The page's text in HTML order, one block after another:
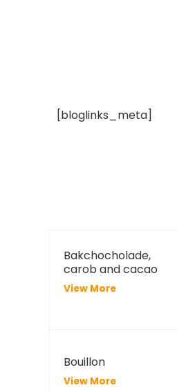
[bloglinks_meta]
Bakchocholade,
carob and cacao
View More
Bouillon
View More